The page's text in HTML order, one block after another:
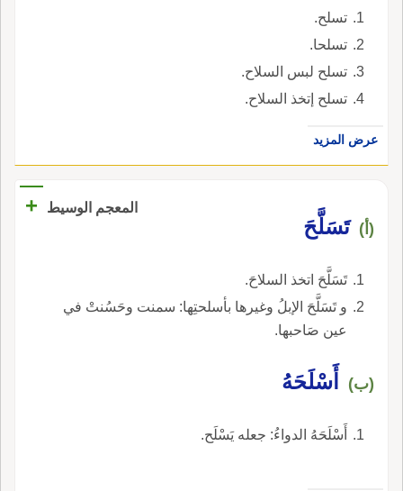
تسلح.
تسلحا.
تسلح لبس السلاح.
تسلح إتخذ السلاح.
عرض المزيد
المعجم الوسيط +
(أ) تَسَلَّحَ
تَسَلَّحَ اتخذ السلاحَ.
و تَسَلَّحَ الإبلُ وغيرها بأسلحتِها: سمنت وحَسُنتْ في
عين صَاحبها.
(ب) أَسْلَحَهُ
أَسْلَحَهُ الدواءُ: جعله يَسْلَح.